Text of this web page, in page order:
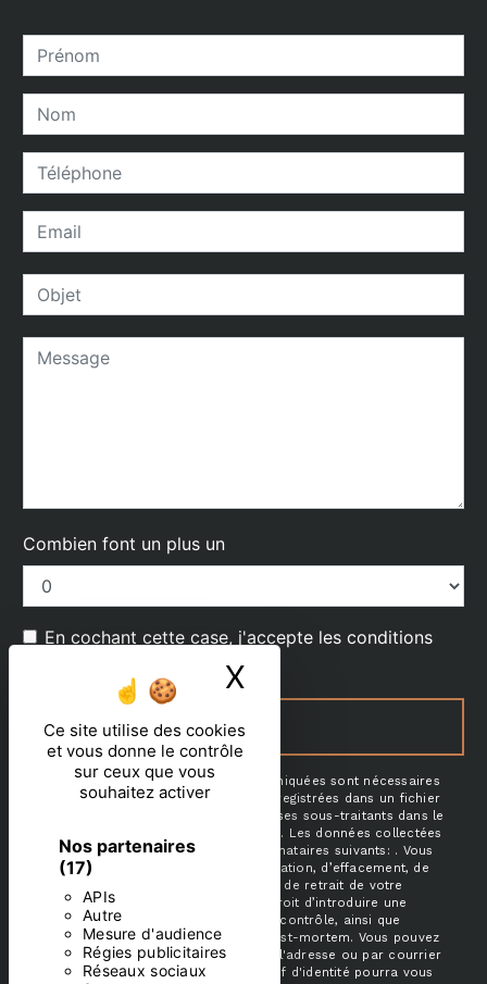
Ce site utilise des cookies
et vous donne le contrôle
sur ceux que vous
souhaitez activer
Nos partenaires
(17)
APIs
Autre
Mesure d'audience
Régies publicitaires
Réseaux sociaux
X
Combien font un plus un
En cochant cette case, j'accepte les conditions
particulières ci-dessous **
ENVOYER
** Les données personnelles communiquées sont nécessaires
aux fins de vous contacter et sont enregistrées dans un fichier
informatisé. Elles sont destinées à et ses sous-traitants dans le
seul but de répondre à votre message. Les données collectées
seront communiquées aux seuls destinataires suivants: . Vous
disposez de droits d’accès, de rectification, d’effacement, de
portabilité, de limitation, d’opposition, de retrait de votre
consentement à tout moment et du droit d’introduire une
réclamation auprès d’une autorité de contrôle, ainsi que
d’organiser le sort de vos données post-mortem. Vous pouvez
exercer ces droits par voie postale à l'adresse ou par courrier
électronique à l'adresse . Un justificatif d'identité pourra vous